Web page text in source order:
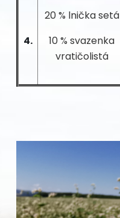
4.
20 % lnička setá
10 % svazenka
vratičolistá